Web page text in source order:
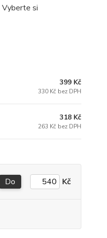
Vyberte si
399 Kč
330 Kč bez DPH
318 Kč
263 Kč bez DPH
Do Kč